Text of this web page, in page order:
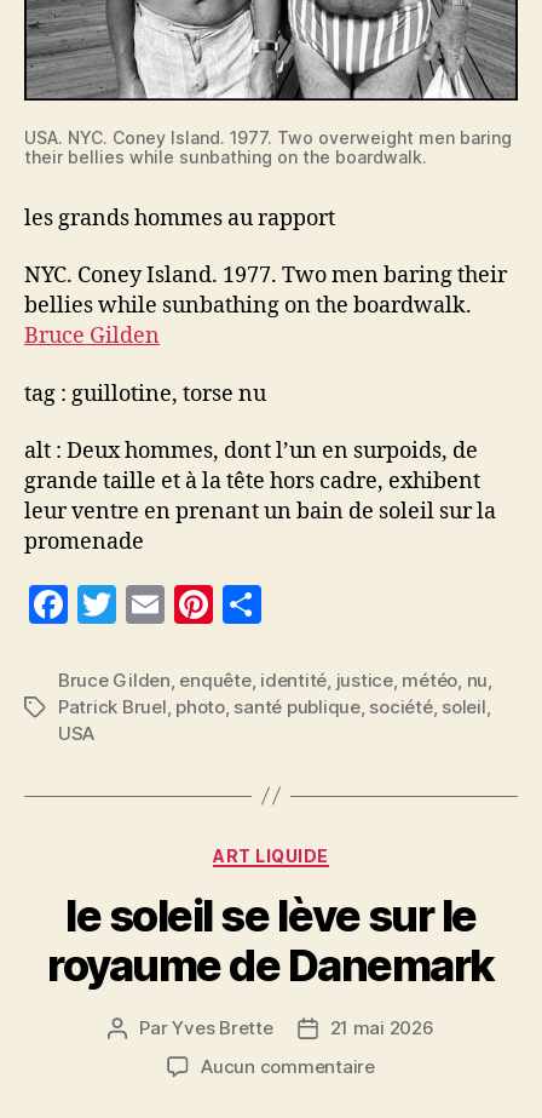
USA. NYC. Coney Island. 1977. Two overweight men baring
their bellies while sunbathing on the boardwalk.
les grands hommes au rapport
NYC. Coney Island. 1977. Two men baring their
bellies while sunbathing on the boardwalk.
Bruce Gilden
tag : guillotine, torse nu
alt : Deux hommes, dont l’un en surpoids, de
grande taille et à la tête hors cadre, exhibent
leur ventre en prenant un bain de soleil sur la
promenade
F
c
e
o
T
itt
er
E
ai
l
Pi
er
es
rt
a
er
Étiquettes
Bruce Gilden enquête, identité justice, météo nu
Patrick Bruel photo, santé publique, société, soleil
USA
Catégories
ART LIQUIDE
le soleil se lève sur le
royaume de Danemark
Auteur
l’article
ParYves Brette
Date21 mai 2026
Aucun commentairesur